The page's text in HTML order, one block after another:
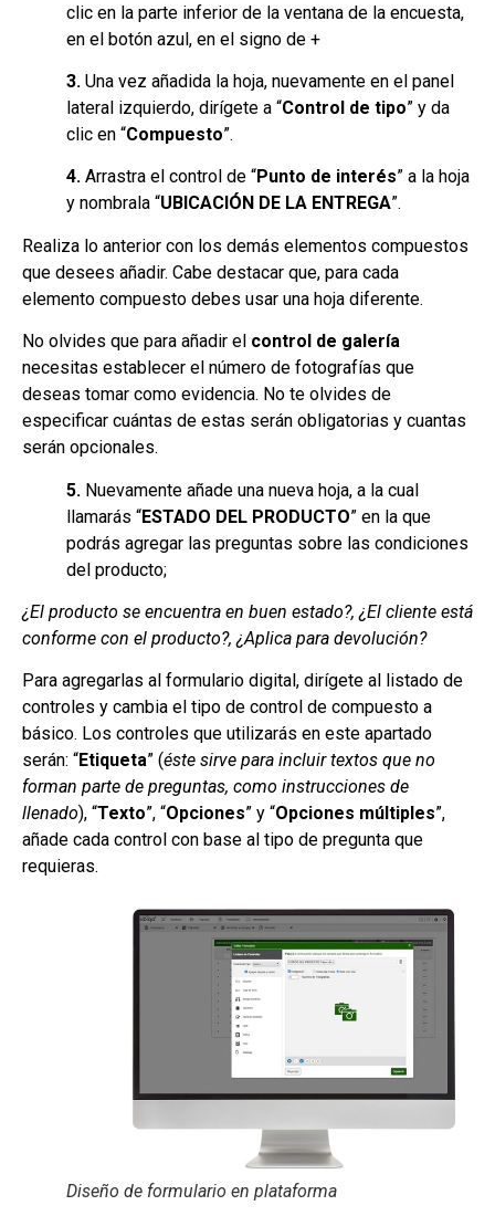
clic en la parte inferior de la ventana de la encuesta,
en el botón azul, en el signo de +
3. Una vez añadida la hoja, nuevamente en el panel
lateral izquierdo, dirígete a “Control de tipo” y da
clic en “Compuesto”.
4. Arrastra el control de “Punto de interés” a la hoja
y nombrala “UBICACIÓN DE LA ENTREGA”.
Realiza lo anterior con los demás elementos compuestos
que desees añadir. Cabe destacar que, para cada
elemento compuesto debes usar una hoja diferente.
No olvides que para añadir el control de galería
necesitas establecer el número de fotografías que
deseas tomar como evidencia. No te olvides de
especificar cuántas de estas serán obligatorias y cuantas
serán opcionales.
5. Nuevamente añade una nueva hoja, a la cual
llamarás “ESTADO DEL PRODUCTO” en la que
podrás agregar las preguntas sobre las condiciones
del producto;
¿El producto se encuentra en buen estado?, ¿El cliente está
conforme con el producto?, ¿Aplica para devolución?
Para agregarlas al formulario digital, dirígete al listado de
controles y cambia el tipo de control de compuesto a
básico. Los controles que utilizarás en este apartado
serán: “Etiqueta” (éste sirve para incluir textos que no
forman parte de preguntas, como instrucciones de
llenado), “Texto”, “Opciones” y “Opciones múltiples”,
añade cada control con base al tipo de pregunta que
requieras.
Diseño de formulario en plataforma